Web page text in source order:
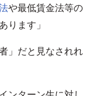
や最低賃金法等の
ります」
」だと見なされれ